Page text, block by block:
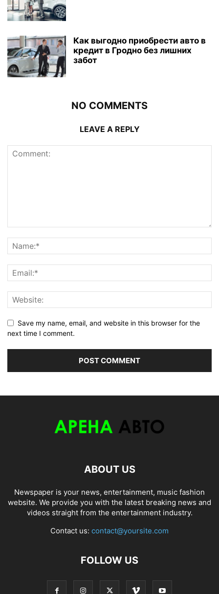
Как выгодно приобрести авто в
кредит в Гродно без лишних
забот
NO COMMENTS
LEAVE A REPLY
Save my name, email, and website in this browser for the
next time I comment.
ABOUT US
Newspaper is your news, entertainment, music fashion
website. We provide you with the latest breaking news and
videos straight from the entertainment industry.
Contact us: contact@yoursite.com
FOLLOW US